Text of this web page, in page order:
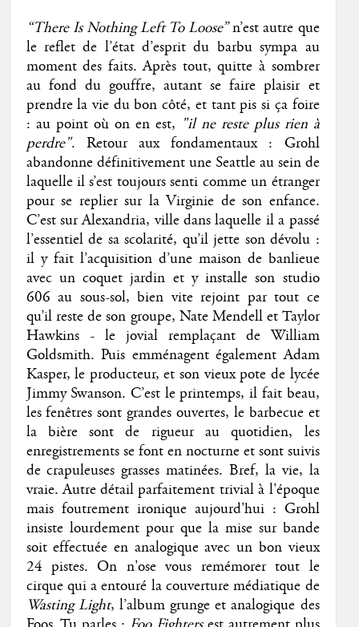
“There Is Nothing Left To Loose”n’est autre que
le reflet de l’état d’esprit du barbu sympa au
moment des faits. Après tout, quitte à sombrer
au fond du gouffre, autant se faire plaisir et
prendre la vie du bon côté, et tant pis si ça foire
: au point où on en est, "il ne reste plus rien à
perdre". Retour aux fondamentaux : Grohl
abandonne définitivement une Seattle au sein de
laquelle il s’est toujours senti comme un étranger
pour se replier sur la Virginie de son enfance.
C’est sur Alexandria, ville dans laquelle il a passé
l’essentiel de sa scolarité, qu’il jette son dévolu :
il y fait l’acquisition d’une maison de banlieue
avec un coquet jardin et y installe son studio
606 au sous-sol, bien vite rejoint par tout ce
qu’il reste de son groupe, Nate Mendell et Taylor
Hawkins - le jovial remplaçant de William
Goldsmith. Puis emménagent également Adam
Kasper, le producteur, et son vieux pote de lycée
Jimmy Swanson. C’est le printemps, il fait beau,
les fenêtres sont grandes ouvertes, le barbecue et
la bière sont de rigueur au quotidien, les
enregistrements se font en nocturne et sont suivis
de crapuleuses grasses matinées. Bref, la vie, la
vraie. Autre détail parfaitement trivial à l'époque
mais foutrement ironique aujourd'hui : Grohl
insiste lourdement pour que la mise sur bande
soit effectuée en analogique avec un bon vieux
24 pistes. On n'ose vous remémorer tout le
cirque qui a entouré la couverture médiatique de
Wasting Light, l’album grunge et analogique des